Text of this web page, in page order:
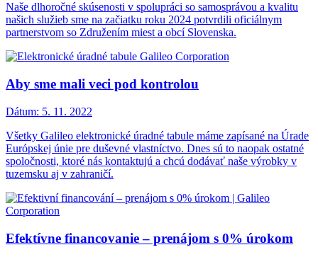
Naše dlhoročné skúsenosti v spolupráci so samosprávou a kvalitu
našich služieb sme na začiatku roku 2024 potvrdili oficiálnym
partnerstvom so Združením miest a obcí Slovenska.
Aby sme mali veci pod kontrolou
Dátum: 5. 11. 2022
Všetky Galileo elektronické úradné tabule máme zapísané na Úrade
Európskej únie pre duševné vlastníctvo. Dnes sú to naopak ostatné
spoločnosti, ktoré nás kontaktujú a chcú dodávať naše výrobky v
tuzemsku aj v zahraničí.
Efektívne financovanie – prenájom s 0% úrokom